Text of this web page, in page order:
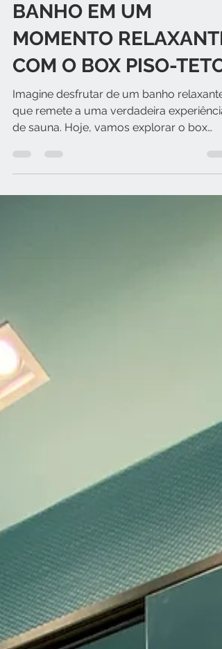
TRANSFORME SEU
BANHO EM UM
MOMENTO RELAXANTE
COM O BOX PISO-TETO
Imagine desfrutar de um banho relaxante
que remete a uma verdadeira experiência
de sauna. Hoje, vamos explorar o box
piso-teto, um modelo...